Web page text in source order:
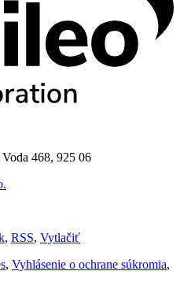
468, 925 06
, RSS, Vytlačiť
, Vyhlásenie o ochrane súkromia,